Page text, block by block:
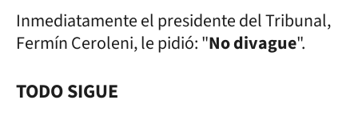
Inmediatamente el presidente del Tribunal,
Fermín Ceroleni, le pidió: "No divague".
TODO SIGUE